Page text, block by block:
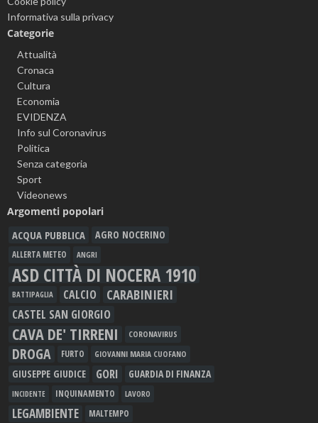
Informativa sulla privacy
Categorie
Attualità
Cronaca
Cultura
Economia
EVIDENZA
Info sul Coronavirus
Politica
Senza categoria
Sport
Videonews
Argomenti popolari
ACQUA PUBBLICA AGRO NOCERINO
ALLERTA METEO ANGRI
ASD CITTÀ DI NOCERA 1910
BATTIPAGLIA CALCIO CARABINIERI
CASTEL SAN GIORGIO
CAVA DE' TIRRENI CORONAVIRUS
DROGA FURTO GIOVANNI MARIA CUOFANO
GIUSEPPE GIUDICE GORI GUARDIA DI FINANZA
INCIDENTE INQUINAMENTO LAVORO
LEGAMBIENTE MALTEMPO